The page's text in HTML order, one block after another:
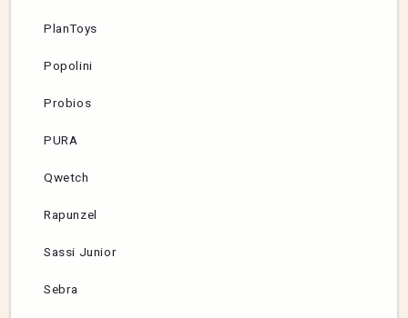
PlanToys
Popolini
Probios
PURA
Qwetch
Rapunzel
Sassi Junior
Sebra